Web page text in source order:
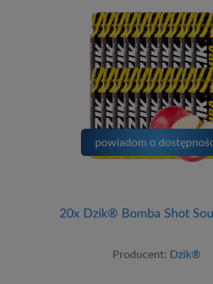
20x Dzik® Bomba Shot
Producent: Dzik®
powiadom o